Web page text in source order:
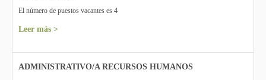
El número de puestos vacantes es 4
Leer más >
ADMINISTRATIVO/A RECURSOS HUMANOS